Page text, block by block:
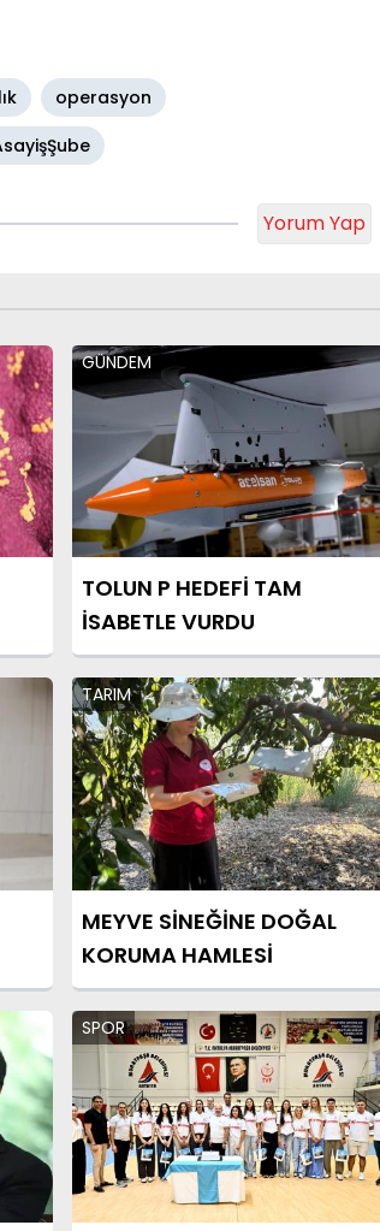
operasyon
Yorum Yap
GÜNDEM
TOLUN P HEDEFİ TAM
İSABETLE VURDU
TARIM
MEYVE SİNEĞİNE DOĞAL
KORUMA HAMLESİ
SPOR